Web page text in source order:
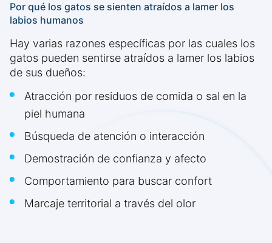
Por qué los gatos se sienten atraídos a lamer los
labios humanos
Hay varias razones específicas por las cuales los
gatos pueden sentirse atraídos a lamer los labios
de sus dueños:
Atracción por residuos de comida o sal en la
piel humana
Búsqueda de atención o interacción
Demostración de confianza y afecto
Comportamiento para buscar confort
Marcaje territorial a través del olor